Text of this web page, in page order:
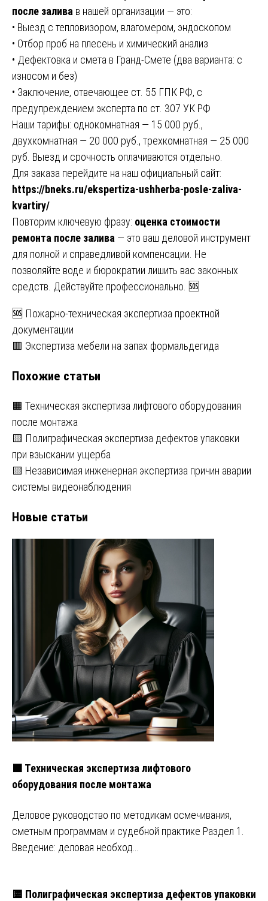
после залива в нашей организации — это:
• Выезд с тепловизором, влагомером, эндоскопом
• Отбор проб на плесень и химический анализ
• Дефектовка и смета в Гранд-Смете (два варианта: с
износом и без)
• Заключение, отвечающее ст. 55 ГПК РФ, с
предупреждением эксперта по ст. 307 УК РФ
Наши тарифы: однокомнатная — 15 000 руб.,
двухкомнатная — 20 000 руб., трехкомнатная — 25 000
руб. Выезд и срочность оплачиваются отдельно.
Для заказа перейдите на наш официальный сайт:
https://bneks.ru/ekspertiza-ushherba-posle-zaliva-
kvartiry/
Повторим ключевую фразу: оценка стоимости
ремонта после залива — это ваш деловой инструмент
для полной и справедливой компенсации. Не
позволяйте воде и бюрократии лишить вас законных
средств. Действуйте профессионально. 🆘
Навигация
по
🆘 Пожарно-техническая экспертиза проектной
документации
🟥 Экспертиза мебели на запах формальдегида
Похожие статьи
🟧 Техническая экспертиза лифтового оборудования
после монтажа
🟨 Полиграфическая экспертиза дефектов упаковки
при взыскании ущерба
🟨 Независимая инженерная экспертиза причин аварии
системы видеонаблюдения
Новые статьи
🟧 Техническая экспертиза лифтового
оборудования после монтажа
Деловое руководство по методикам осмечивания,
сметным программам и судебной практике Раздел 1.
Введение: деловая необход…
🟨 Полиграфическая экспертиза дефектов упаковки